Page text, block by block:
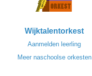
Wijktalentorkest
Aanmelden leerling
Meer naschoolse orkesten